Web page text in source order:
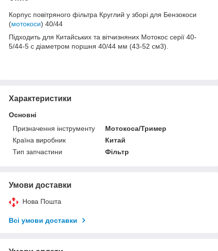
Корпус повітряного фільтра Круглий у зборі для Бензокоси
(мотокоси) 40/44
Підходить для Китайських та вітчизняних Мотокос серії 40-
5/44-5 с діаметром поршня 40/44 мм (43-52 см3).
Характеристики
Основні
Призначення інструменту
Мотокоса/Тример
Країна виробник
Китай
Тип запчастини
Фільтр
Умови доставки
Нова Пошта
Всі умови доставки